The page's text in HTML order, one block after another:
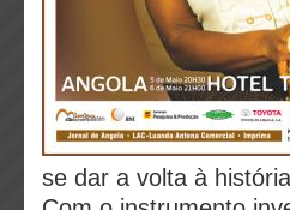
se dar a volta à